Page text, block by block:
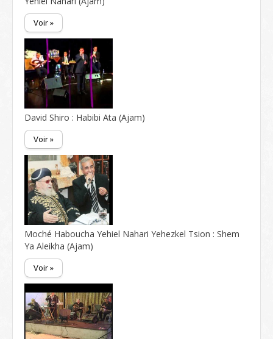
Voir »
David Shiro : Habibi Ata (Ajam)
Voir »
Moché Haboucha Yehiel Nahari Yehezkel Tsion : Shem
Ya Aleikha (Ajam)
Voir »